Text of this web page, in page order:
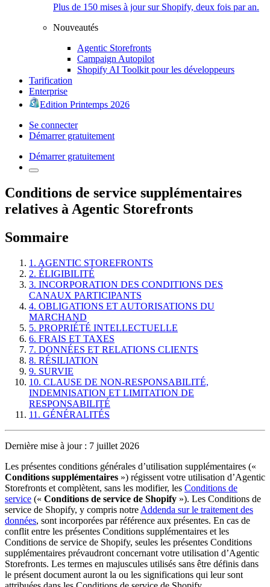
Plus de 150 mises à jour sur Shopify, deux fois par an.
Nouveautés
Agentic Storefronts
Campaign Autopilot
Shopify AI Toolkit pour les développeurs
Tarification
Enterprise
Edition Printemps 2026
Se connecter
Démarrer gratuitement
Démarrer gratuitement
Conditions de service supplémentaires
relatives à Agentic Storefronts
Sommaire
1. AGENTIC STOREFRONTS
2. ÉLIGIBILITÉ
3. INCORPORATION DES CONDITIONS DES
CANAUX PARTICIPANTS
4. OBLIGATIONS ET AUTORISATIONS DU
MARCHAND
5. PROPRIÉTÉ INTELLECTUELLE
6. FRAIS ET TAXES
7. DONNÉES ET RELATIONS CLIENTS
8. RÉSILIATION
9. SURVIE
10. CLAUSE DE NON-RESPONSABILITÉ,
INDEMNISATION ET LIMITATION DE
RESPONSABILITÉ
11. GÉNÉRALITÉS
Dernière mise à jour : 7 juillet 2026
Les présentes conditions générales d’utilisation supplémentaires («
Conditions supplémentaires ») régissent votre utilisation d’Agentic
Storefronts et complètent, sans les modifier, les Conditions de
service (« Conditions de service de Shopify »). Les Conditions de
service de Shopify, y compris notre Addenda sur le traitement des
données, sont incorporées par référence aux présentes. En cas de
conflit entre les présentes Conditions supplémentaires et les
Conditions de service de Shopify, seules les présentes Conditions
supplémentaires prévaudront concernant votre utilisation d’Agentic
Storefronts. Les termes en majuscules utilisés sans être définis dans
le présent document auront la ou les significations qui leur sont